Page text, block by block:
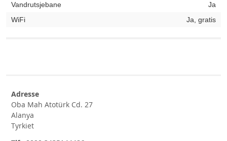
Vandrutsjebane
Ja
WiFi
Ja, gratis
Adresse
Oba Mah Atotürk Cd. 27
Alanya
Tyrkiet